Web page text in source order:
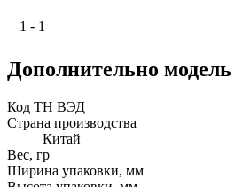
1 - 1
Дополнительно модель
Код ТН ВЭД
Страна производства
Китай
Вес, гр
Ширина упаковки, мм